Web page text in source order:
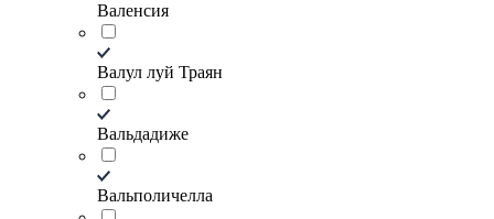
Валенсия
Валул луй Траян
Вальдадиже
Вальполичелла